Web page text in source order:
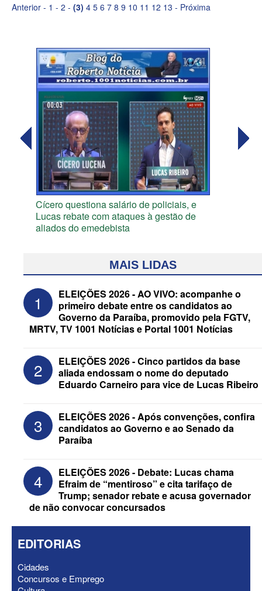
Anterior - 1 - 2 - (3) 4 5 6 7 8 9 10 11 12 13 - Próxima
Cícero questiona salário de policiais, e
Lucas rebate com ataques à gestão de
aliados do emedebista
reeleição, Veneziano escolhe segundo
suplente para o Senado; saiba que é
MAIS LIDAS
1
ELEIÇÕES 2026 - AO VIVO: acompanhe o
primeiro debate entre os candidatos ao
Governo da Paraíba, promovido pela FGTV,
MRTV, TV 1001 Notícias e Portal 1001 Notícias
2
ELEIÇÕES 2026 - Cinco partidos da base
aliada endossam o nome do deputado
Eduardo Carneiro para vice de Lucas Ribeiro
3
ELEIÇÕES 2026 - Após convenções, confira
candidatos ao Governo e ao Senado da
Paraíba
4
ELEIÇÕES 2026 - Debate: Lucas chama
Efraim de “mentiroso” e cita tarifaço de
Trump; senador rebate e acusa governador
de não convocar concursados
EDITORIAS
Cidades
Concursos e Emprego